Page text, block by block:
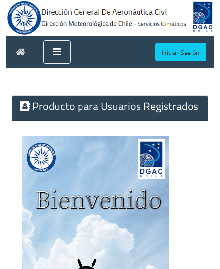
Iniciar Sesión
Producto para Usuarios Registrados